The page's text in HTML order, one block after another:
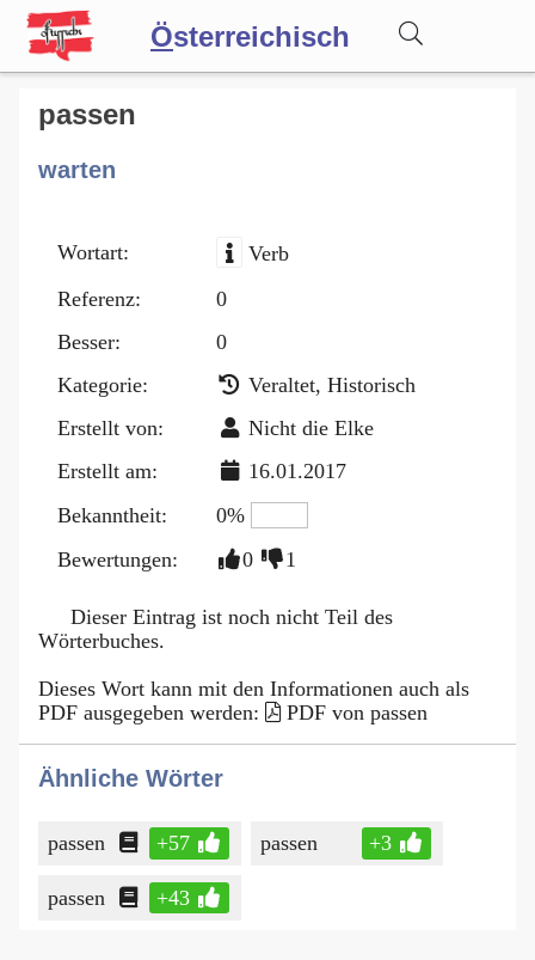
Österreichisch
Wörterbuch
Forum
Blog
passen
warten
Wortart:
Verb
Referenz:
0
Besser:
0
Kategorie:
Veraltet, Historisch
Erstellt von:
Nicht die Elke
Erstellt am:
16.01.2017
Bekanntheit:
0%
Bewertungen:
0 1
Dieser Eintrag ist noch nicht Teil des
Wörterbuches.
Dieses Wort kann mit den Informationen auch als
PDF ausgegeben werden:
PDF von passen
Ähnliche Wörter
passen +57 passen +3
passen +43